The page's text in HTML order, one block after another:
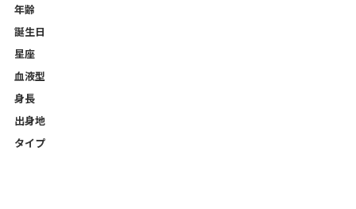
年齢
誕生日
星座
血液型
身長
出身地
タイプ